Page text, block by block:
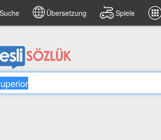
Suche Übersetzung Spiele